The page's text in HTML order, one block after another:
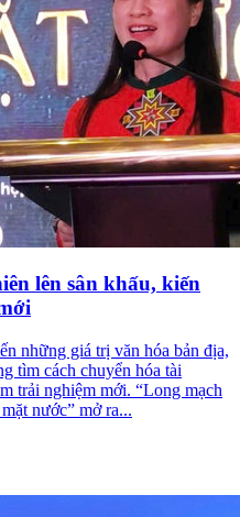
lên sân khấu, kiến
những giá trị văn hóa bản địa,
tìm cách chuyển hóa tài
trải nghiệm mới. “Long mạch
nước” mở ra...